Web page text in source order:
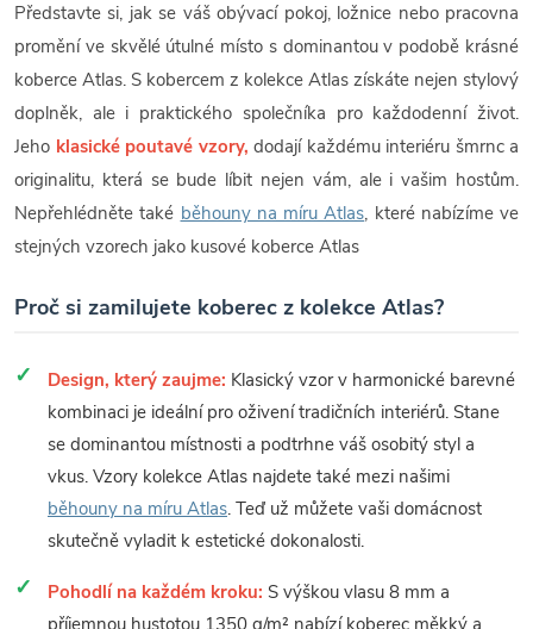
Představte si, jak se váš obývací pokoj, ložnice nebo pracovna
promění ve skvělé útulné místo s dominantou v podobě krásné
koberce Atlas. S kobercem z kolekce Atlas získáte nejen stylový
doplněk, ale i praktického společníka pro každodenní život.
Jeho klasické poutavé vzory, dodají každému interiéru šmrnc a
originalitu, která se bude líbit nejen vám, ale i vašim hostům.
Nepřehlédněte také běhouny na míru Atlas, které nabízíme ve
stejných vzorech jako kusové koberce Atlas
Proč si zamilujete koberec z kolekce Atlas?
Design, který zaujme: Klasický vzor v harmonické barevné
kombinaci je ideální pro oživení tradičních interiérů. Stane
se dominantou místnosti a podtrhne váš osobitý styl a
vkus. Vzory kolekce Atlas najdete také mezi našimi
běhouny na míru Atlas. Teď už můžete vaši domácnost
skutečně vyladit k estetické dokonalosti.
Pohodlí na každém kroku: S výškou vlasu 8 mm a
příjemnou hustotou 1350 g/m² nabízí koberec měkký a